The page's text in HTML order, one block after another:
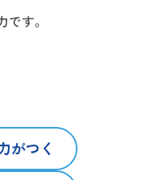
す。
がつく